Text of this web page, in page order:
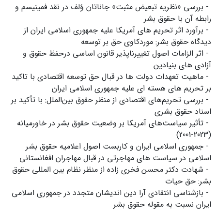
- بررسی «نظریه تبعیض مثبت» جاناتان وُلف در نقد فمینیسم و
رابطه آن با حقوق بشر
- برآورد اثر تحریم های آمریکا علیه جمهوری اسلامی ایران از
دیدگاه حقوق بشر: موردکاوی حق بر توسعه
- اثر الزامات اصول تغییرناپذیر قانون اساسی درحفظ حقوق و
آزادی های بنیادین
- ماهیت تعهدات دولت ها در قبال حق توسعه اقتصادی با تاکید
بر تحریم های هسته ای علیه جمهوری اسلامی ایران
- بررسی تحریم‌های اقتصادی از منظر حقوق بین‌الملل: با تأکید بر
اسناد حقوق بشری
- تأثیر سیاست‌های آمریکا بر وضعیت حقوق بشر در خاورمیانه
(2023-2001)
- جمهوری اسلامی ایران و کاربست اصول اعلامیه حقوق بشر
اسلامی در سیاست های مهاجرتی در قبال مهاجران افغانستانی
- شهادت دکتر محسن فخری زاده از منظر نظام بین المللی حقوق
بشر: حق حیات
- بازشناسی انتقادی آرا دین اندیشان متجدد در جمهوری اسلامی
ایران نسبت به مقوله حقوق بشر